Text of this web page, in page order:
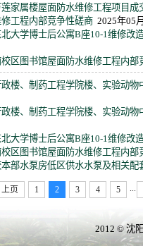
家属楼屋面防水维修工程项目成
工程内部竞争性磋商 2025年05
大学博士后公寓B座10-1维修改
区图书馆屋面防水维修工程内部
楼、制药工程学院楼、实验动
楼、制药工程学院楼、实验动
大学博士后公寓B座10-1维修改
区图书馆屋面防水维修工程内部
部水泵房低区供水水泵及相关
上页 1 2 3 4 5 ...
2012 © 沈